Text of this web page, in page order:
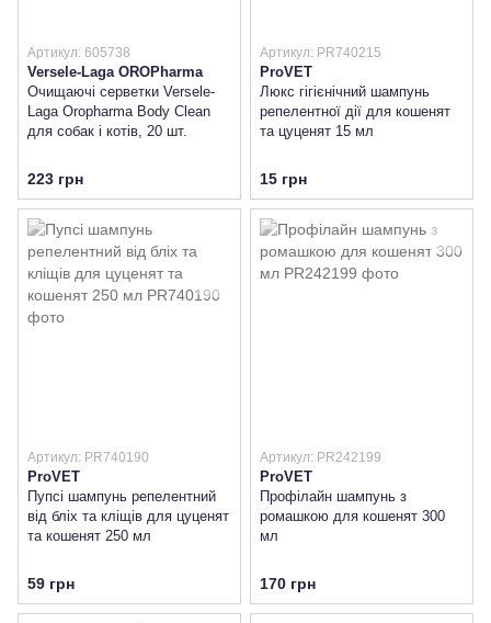
Артикул: 605738
Versele-Laga OROPharma
Очищаючі серветки Versele-
Laga Oropharma Body Clean
для собак і котів, 20 шт.
223 грн
Артикул: PR740215
ProVET
Люкс гігієнічний шампунь
репелентної дії для кошенят
та цуценят 15 мл
15 грн
Артикул: PR740190
ProVET
Пупсі шампунь репелентний
від бліх та кліщів для цуценят
та кошенят 250 мл
59 грн
Артикул: PR242199
ProVET
Профілайн шампунь з
ромашкою для кошенят 300
мл
170 грн